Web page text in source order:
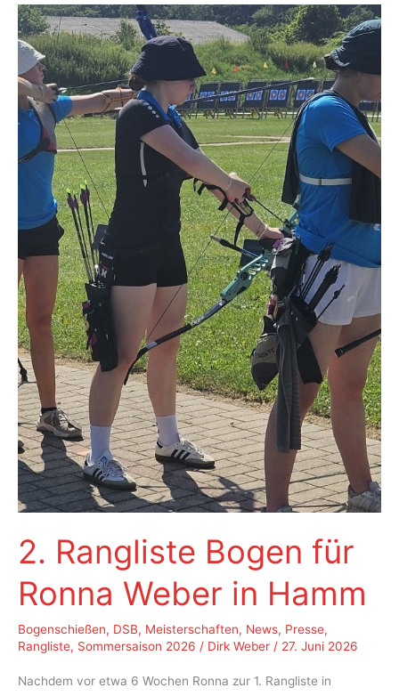
2. Rangliste Bogen für
Ronna Weber in Hamm
Bogenschießen, DSB, Meisterschaften, News, Presse,
Rangliste, Sommersaison 2026 / Dirk Weber / 27. Juni 2026
Nachdem vor etwa 6 Wochen Ronna zur 1. Rangliste in